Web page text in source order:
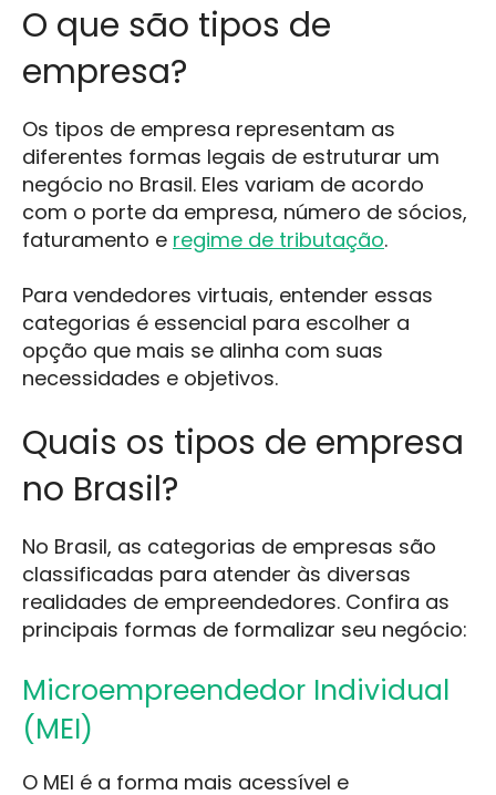
O que são tipos de
empresa?
Os tipos de empresa representam as
diferentes formas legais de estruturar um
negócio no Brasil. Eles variam de acordo
com o porte da empresa, número de sócios,
faturamento e regime de tributação.
Para vendedores virtuais, entender essas
categorias é essencial para escolher a
opção que mais se alinha com suas
necessidades e objetivos.
Quais os tipos de empresa
no Brasil?
No Brasil, as categorias de empresas são
classificadas para atender às diversas
realidades de empreendedores. Confira as
principais formas de formalizar seu negócio:
Microempreendedor Individual
(MEI)
O MEI é a forma mais acessível e